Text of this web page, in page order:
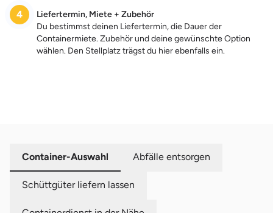
Gerd Richter Schrott- und Baustoffhandel / Containerdienst
04668 Grimma
NES-Service
Kornweg 1
01920 Nebelschütz
SGT Containerdienst und Bauservice
4
Liefertermin, Miete + Zubehör
Du bestimmst deinen Liefertermin, die Dauer der
Containermiete. Zubehör und deine gewünschte Option
wählen. Den Stellplatz trägst du hier ebenfalls ein.
Container-Auswahl Abfälle entsorgen
Schüttgüter liefern lassen